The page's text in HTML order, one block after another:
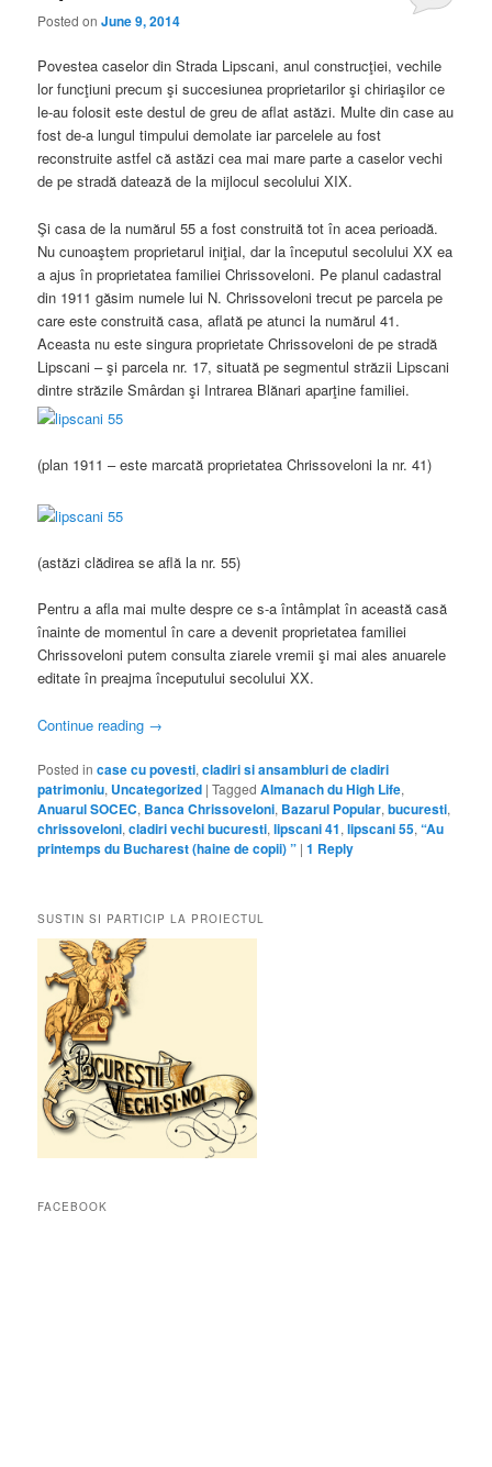
Posted onJune 9, 2014
Povestea caselor din Strada Lipscani, anul construcţiei, vechile
lor funcţiuni precum şi succesiunea proprietarilor şi chiriaşilor ce
le-au folosit este destul de greu de aflat astăzi. Multe din case au
fost de-a lungul timpului demolate iar parcelele au fost
reconstruite astfel că astăzi cea mai mare parte a caselor vechi
de pe stradă datează de la mijlocul secolului XIX.
Şi casa de la numărul 55 a fost construită tot în acea perioadă.
Nu cunoaştem proprietarul iniţial, dar la începutul secolului XX ea
a ajus în proprietatea familiei Chrissoveloni. Pe planul cadastral
din 1911 găsim numele lui N. Chrissoveloni trecut pe parcela pe
care este construită casa, aflată pe atunci la numărul 41.
Aceasta nu este singura proprietate Chrissoveloni de pe stradă
Lipscani – şi parcela nr. 17, situată pe segmentul străzii Lipscani
dintre străzile Smârdan şi Intrarea Blănari aparţine familiei.
(plan 1911 – este marcată proprietatea Chrissoveloni la nr. 41)
(astăzi clădirea se află la nr. 55)
Pentru a afla mai multe despre ce s-a întâmplat în această casă
înainte de momentul în care a devenit proprietatea familiei
Chrissoveloni putem consulta ziarele vremii şi mai ales anuarele
editate în preajma începutului secolului XX.
Continue reading →
Posted in case cu povesti,cladiri si ansambluri de cladiri
patrimoniu, Uncategorized |Tagged Almanach du High Life,
Anuarul SOCEC, Banca Chrissoveloni, Bazarul Popular,bucuresti,
chrissoveloni,cladiri vechi bucuresti,lipscani 41,lipscani 55,“Au
printemps du Bucharest (haine de copii) ” |1 Reply
SUSTIN SI PARTICIP LA PROIECTUL
FACEBOOK